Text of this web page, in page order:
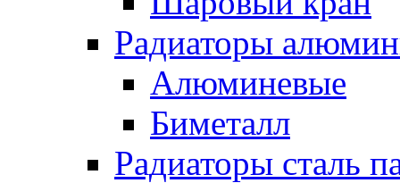
Радиаторы
Алюминевые
Биметалл
Радиаторы сталь